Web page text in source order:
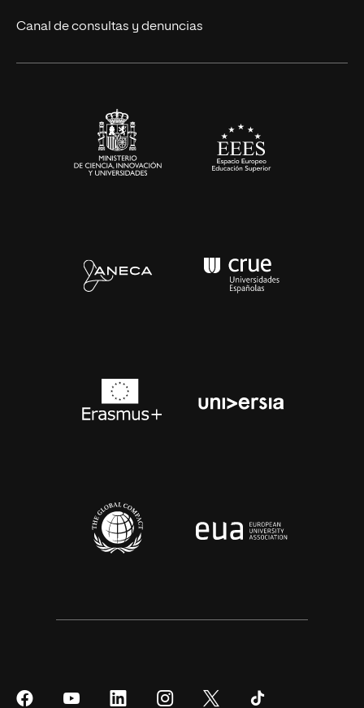
Eventos
Canal de consultas y denuncias
SíguenosSíguenos SíguenosSíguenos Síguenos